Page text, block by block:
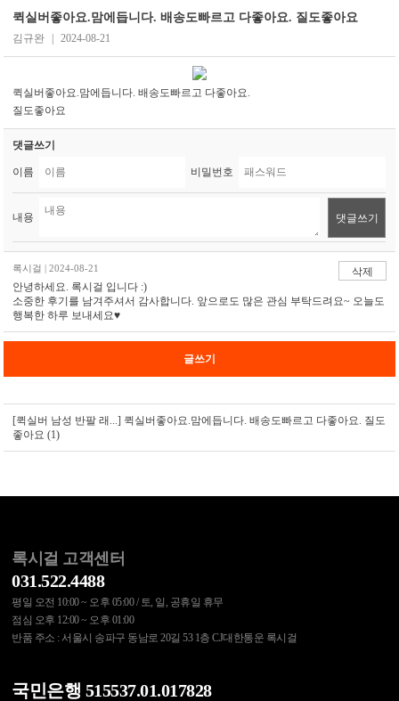
퀵실버좋아요.맘에듭니다. 배송도빠르고 다좋아요. 질도좋아요
김규완 2024-08-21
퀵실버좋아요.맘에듭니다. 배송도빠르고 다좋아요.
질도좋아요
댓글쓰기
이름 비밀번호
내용 댓글쓰기
록시걸 | 2024-08-21
삭제
안녕하세요. 록시걸 입니다 :)
소중한 후기를 남겨주셔서 감사합니다. 앞으로도 많은 관심 부탁드려요~ 오늘도
행복한 하루 보내세요♥
글쓰기
[퀵실버 남성 반팔 래...] 퀵실버좋아요.맘에듭니다. 배송도빠르고 다좋아요. 질도
좋아요 (1)
록시걸 고객센터
031.522.4488
평일 오전 10:00 ~ 오후 05:00 / 토, 일, 공휴일 휴무
점심 오후 12:00 ~ 오후 01:00
반품 주소 : 서울시 송파구 동남로 20길 53 1층 CJ대한통운 록시걸
국민은행 515537.01.017828